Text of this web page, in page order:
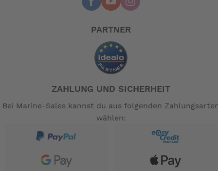
PARTNER
ZAHLUNG UND SICHERHEIT
Bei Marine-Sales kannst du aus folgenden
wählen: